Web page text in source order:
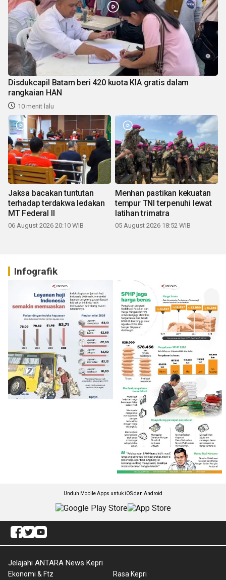
Disdukcapil Batam beri 420 kuota KIA gratis dalam
rangkaian HAN
10 menit lalu
Jaksa bacakan tuntutan
terhadap terdakwa ledakan
MT Federal II
06 August 2026 20:10 WIB
Menhan pastikan kekuatan
tempur TNI terpenuhi lewat
latihan trimatra
05 August 2026 18:52 WIB
Infografik
Unduh Mobile Apps untuk iOS dan Android
Jelajahi ANTARA News Kepri
Ekonomi & Ftz Rasa Kepri